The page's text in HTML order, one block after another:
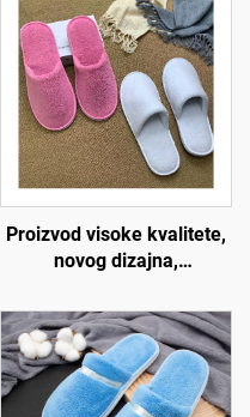
Proizvod visoke kvalitete,
novog dizajna,
protuklizne udobne meke
papuče za avio kompanije,
jednokratne luksuzne
hotelske papuče